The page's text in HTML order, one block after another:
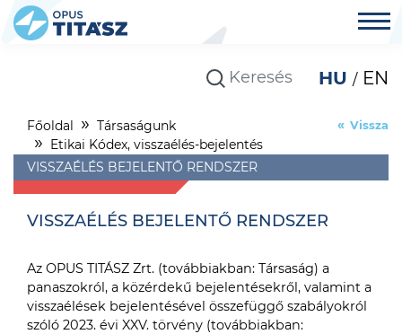
HU EN
Főoldal
Társaságunk
Etikai Kódex, visszaélés-bejelentés
VISSZAÉLÉS BEJELENTŐ RENDSZER
Vissza
VISSZAÉLÉS BEJELENTŐ RENDSZER
Az OPUS TITÁSZ Zrt. (továbbiakban: Társaság) a
panaszokról, a közérdekű bejelentésekről, valamint a
visszaélések bejelentésével összefüggő szabályokról
szóló 2023. évi XXV. törvény (továbbiakban: